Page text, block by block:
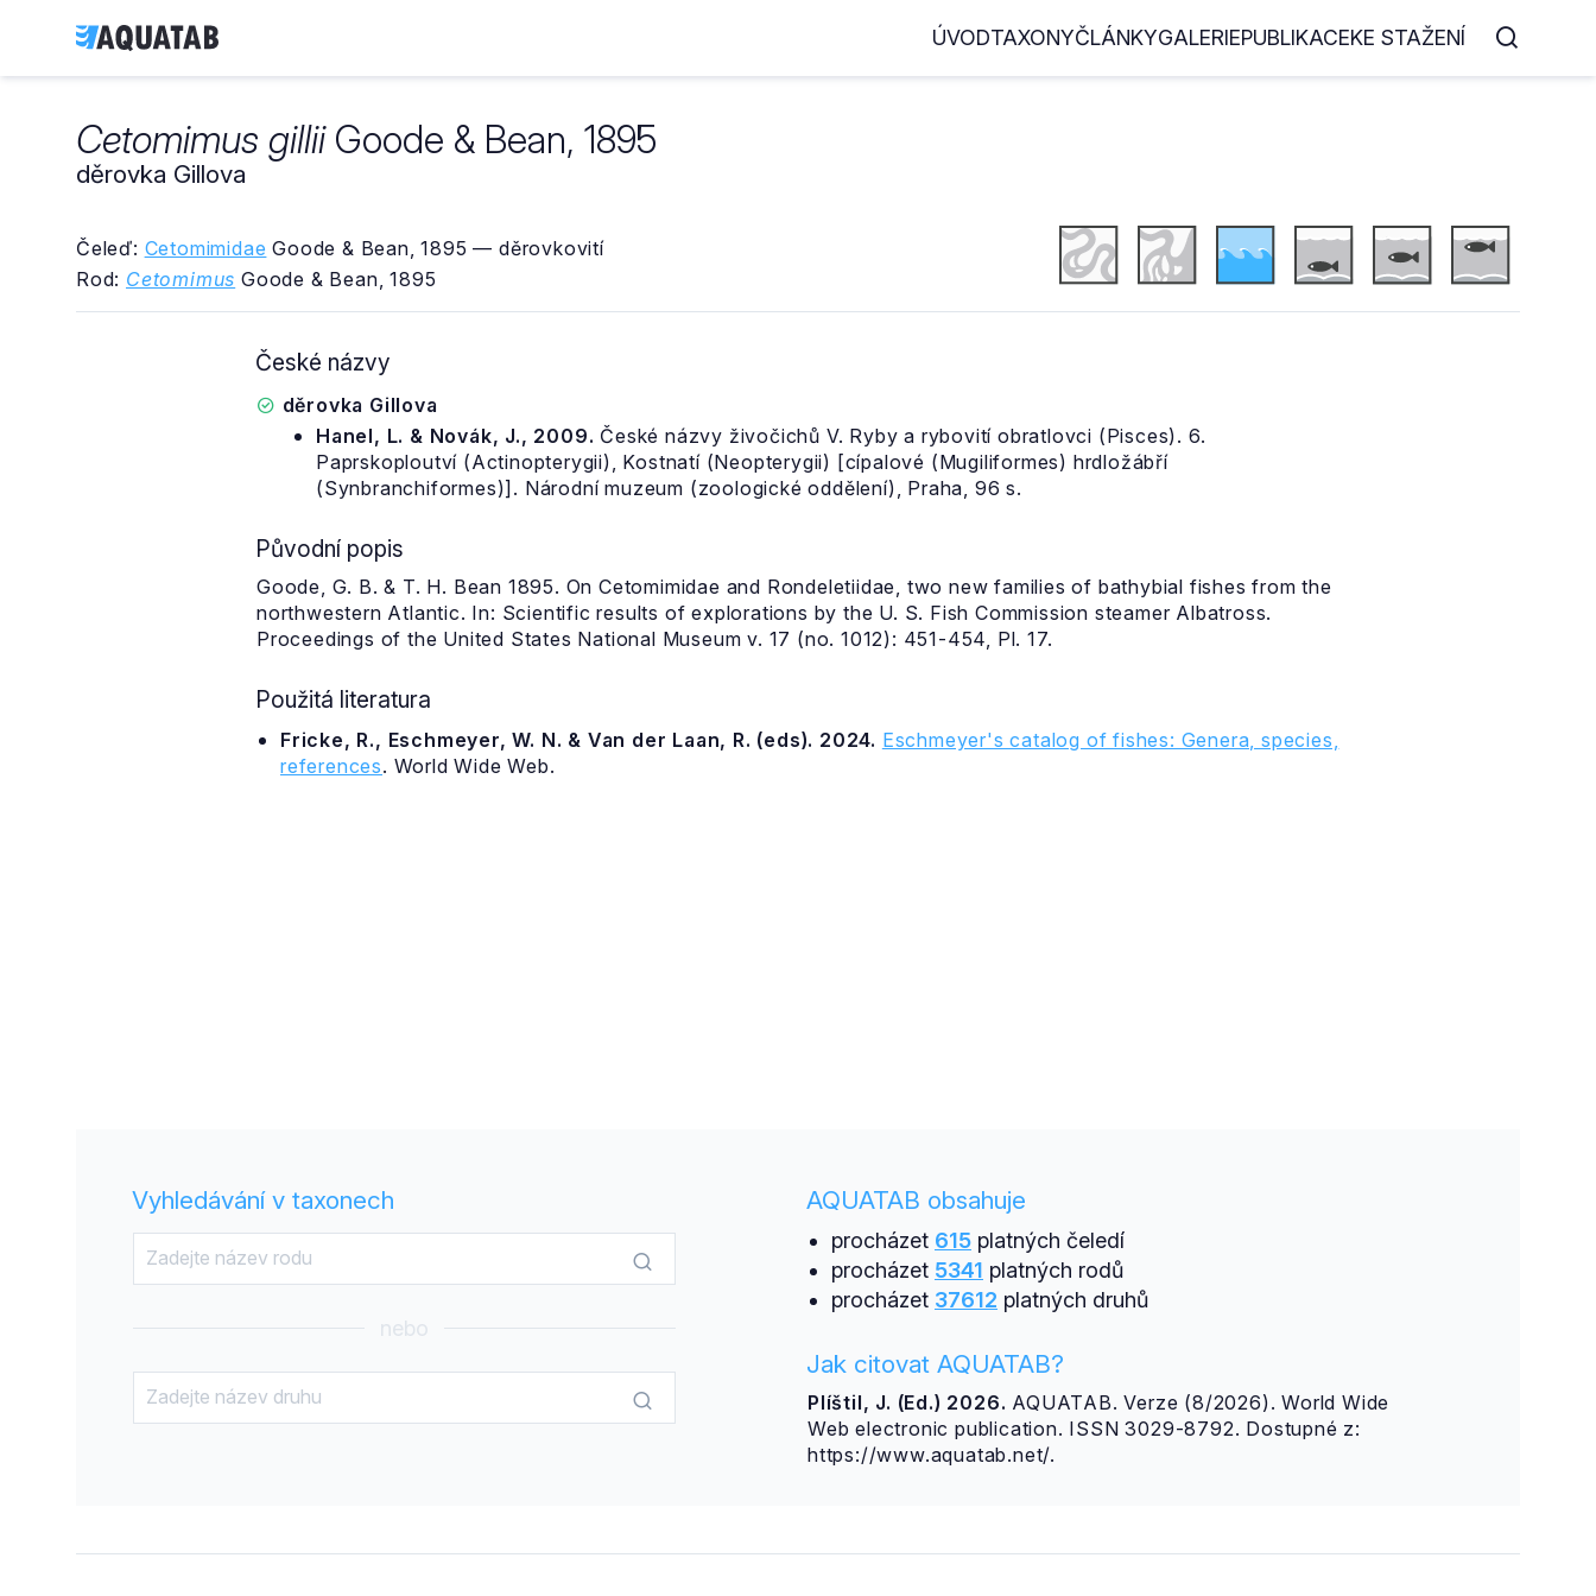
ÚVODTAXONYČLÁNKYGALERIEPUBLIKACEKE STAŽENÍ
Cetomimus gilliiGoode & Bean, 1895
děrovka Gillova
Čeleď: Cetomimidae Goode & Bean, 1895 — děrovkovití
Rod: Cetomimus Goode & Bean, 1895
České názvy
děrovka Gillova
Hanel, L. & Novák, J., 2009. České názvy živočichů V. Ryby a rybovití obratlovci (Pisces). 6.
Paprskoploutví (Actinopterygii), Kostnatí (Neopterygii) [cípalové (Mugiliformes) hrdložábří
(Synbranchiformes)]. Národní muzeum (zoologické oddělení), Praha, 96 s.
Původní popis
Goode, G. B. & T. H. Bean 1895. On Cetomimidae and Rondeletiidae, two new families of bathybial fishes from the
northwestern Atlantic. In: Scientific results of explorations by the U. S. Fish Commission steamer Albatross.
Proceedings of the United States National Museum v. 17 (no. 1012): 451-454, Pl. 17.
Použitá literatura
Fricke, R., Eschmeyer, W. N. & Van der Laan, R. (eds). 2024. Eschmeyer's catalog of fishes: Genera, species,
references. World Wide Web.
Vyhledávání v taxonech
nebo
AQUATAB obsahuje
procházet 615platných čeledí
procházet 5341 platných rodů
procházet 37612 platných druhů
Jak citovat AQUATAB?
Plíštil, J. (Ed.) 2026. AQUATAB. Verze (8/2026). World Wide
Web electronic publication. ISSN 3029-8792. Dostupné z:
https://www.aquatab.net/.